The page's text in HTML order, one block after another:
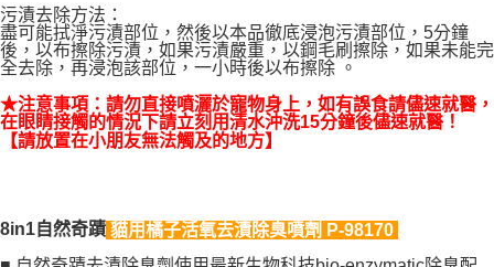
https://aftee.tw/terms/#terms3
３．未成年的使用者請事先徵得法定代理人或監護人之同意方可使用
「AFTEE先享後付」，若未經同意申辦者引起之損失，本公司不負相關責
任。
４．使用「AFTEE先享後付」時，將依據個別帳號之用戶狀況，依本公司即
時審查核予不同之上限額度；若仍有額度不足之情形，本公司將視審查結果
請求用戶進行身份認證。
５．嚴禁一人註冊多個帳號或使用他人資訊註冊。若發現惡意使用之情形，
污漬去除方法：
盡可能拭淨污漬部位，然後以本品徹底浸泡污漬部位，5分鐘
後，以布擦除污漬，如果污漬嚴重，以鋼毛刷擦除，如果未能完
全去除，再浸泡該部位，一小時後以布擦除 。
★注意事項：請勿直接噴灑於寵物身上，如有誤食請儘速就醫，
在眼睛接觸的情況下請立刻用清水沖洗15分鐘後儘速就醫！
【請放置在小朋友無法觸及的地方】
8in1自然奇蹟 貓用橘子活氧去漬除臭噴劑 P-98170